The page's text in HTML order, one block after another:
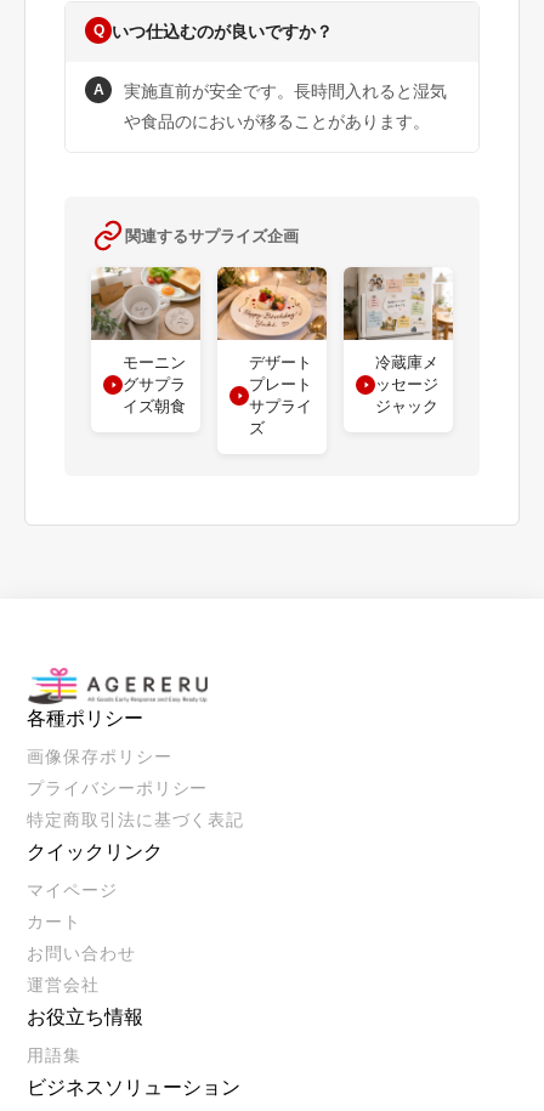
Q いつ仕込むのが良いですか？
A
実施直前が安全です。長時間入れると湿気
や食品のにおいが移ることがあります。
関連するサプライズ企画
モーニン
グサプラ
イズ朝食
デザート
プレート
サプライ
ズ
冷蔵庫メ
ッセージ
ジャック
各種ポリシー
画像保存ポリシー
プライバシーポリシー
特定商取引法に基づく表記
クイックリンク
マイページ
カート
お問い合わせ
運営会社
お役立ち情報
用語集
ビジネスソリューション